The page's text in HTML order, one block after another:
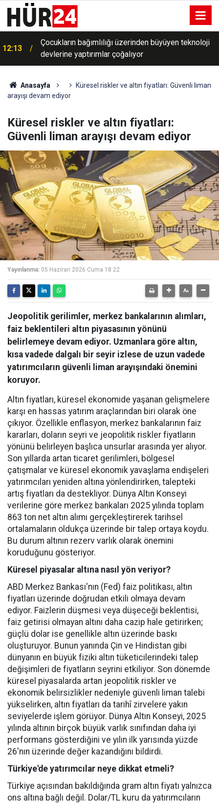
12:13
Çocukların bağımlılığı üzerinden büyüyen teknoloji
devlerine yaptırımlar çoğalıyor
Anasayfa
Küresel riskler ve altın fiyatları: Güvenli liman
arayışı devam ediyor
Küresel riskler ve altın fiyatları:
Güvenli liman arayışı devam ediyor
Yayınlanma: 05 Haziran 2026 Cuma 18:22
Jeopolitik gerilimler, merkez bankalarının alımları,
faiz beklentileri altın piyasasının yönünü
belirlemeye devam ediyor. Uzmanlara göre altın,
kısa vadede dalgalı bir seyir izlese de uzun vadede
yatırımcıların güvenli liman arayışındaki önemini
koruyor.
Altın fiyatları, küresel ekonomide yaşanan gelişmelere
karşı en hassas yatırım araçlarından biri olarak öne
çıkıyor. Özellikle enflasyon, merkez bankalarının faiz
kararları, doların seyri ve jeopolitik riskler fiyatların
yönünü belirleyen başlıca unsurlar arasında yer alıyor.
Son yıllarda artan ticaret gerilimleri, bölgesel
çatışmalar ve küresel ekonomik yavaşlama endişeleri
yatırımcıları yeniden altına yönlendirirken, talepteki
artış fiyatları da destekliyor. Dünya Altın Konseyi
verilerine göre merkez bankaları 2025 yılında toplam
863 ton net altın alımı gerçekleştirerek tarihsel
ortalamaların oldukça üzerinde bir talep ortaya koydu.
Bu durum altının rezerv varlık olarak önemini
koruduğunu gösteriyor.
Küresel piyasalar altına nasıl yön veriyor?
ABD Merkez Bankası'nın (Fed) faiz politikası, altın
fiyatları üzerinde doğrudan etkili olmaya devam
ediyor. Faizlerin düşmesi veya düşeceği beklentisi,
faiz getirisi olmayan altını daha cazip hale getirirken;
güçlü dolar ise genellikle altın üzerinde baskı
oluşturuyor. Bunun yanında Çin ve Hindistan gibi
dünyanın en büyük fiziki altın tüketicilerindeki talep
değişimleri de fiyatların seyrini etkiliyor. Son dönemde
küresel piyasalarda artan jeopolitik riskler ve
ekonomik belirsizlikler nedeniyle güvenli liman talebi
yükselirken, altın fiyatları da tarihî zirvelere yakın
seviyelerde işlem görüyor. Dünya Altın Konseyi, 2025
yılında altının birçok büyük varlık sınıfından daha iyi
performans gösterdiğini ve yılın ilk yarısında yüzde
26'nın üzerinde değer kazandığını bildirdi.
Türkiye'de yatırımcılar neye dikkat etmeli?
Türkiye açısından bakıldığında gram altın fiyatı yalnızca
ons altına bağlı değil. Dolar/TL kuru da yatırımcıların